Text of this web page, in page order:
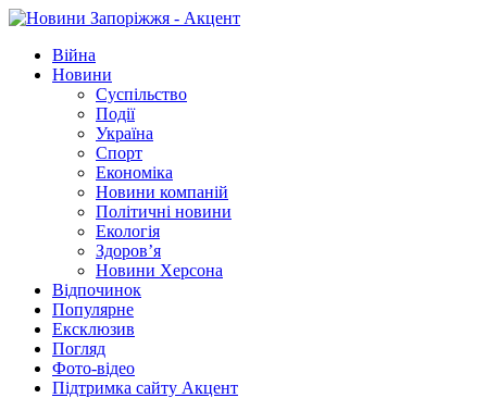
Війна
Новини
Суспільство
Події
Україна
Спорт
Економіка
Новини компаній
Політичні новини
Екологія
Здоров’я
Новини Херсона
Відпочинок
Популярне
Ексклюзив
Погляд
Фото-відео
Підтримка сайту Акцент